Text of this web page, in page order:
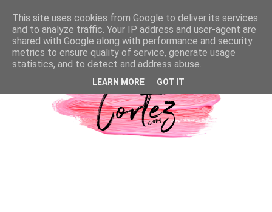
This site uses cookies from Google to deliver its services
and to analyze traffic. Your IP address and user-agent are
shared with Google along with performance and security
metrics to ensure quality of service, generate usage
statistics, and to detect and address abuse.
LEARN MORE GOT IT